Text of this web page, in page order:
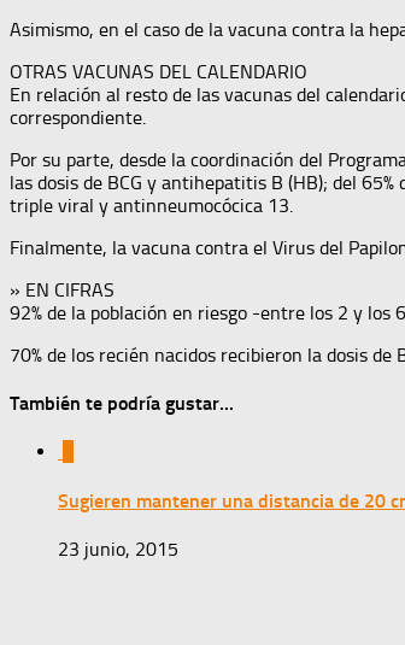
Asimismo, en el caso de la vacuna contra la
OTRAS VACUNAS DEL CALENDARIO
En relación al resto de las vacunas del
correspondiente.
Por su parte, desde la coordinación del
las dosis de BCG y antihepatitis B (HB); del
triple viral y antinneumocócica 13.
Finalmente, la vacuna contra el Virus del
» EN CIFRAS
92% de la población en riesgo -entre los 2 y
70% de los recién nacidos recibieron la dosis de
También te podría gustar...
Sugieren mantener una distancia de 20
23 junio, 2015